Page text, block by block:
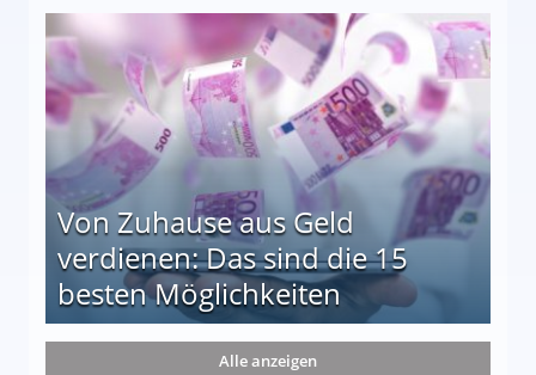
auf einen Blick
Von Zuhause aus Geld
verdienen: Das sind die 15
besten Möglichkeiten
die 15 besten Möglichkeiten
Alle anzeigen